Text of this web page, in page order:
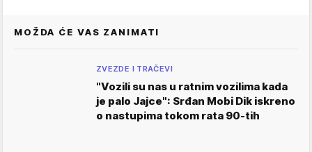
MOŽDA ĆE VAS ZANIMATI
ZVEZDE I TRAČEVI
"Vozili su nas u ratnim vozilima kada
je palo Jajce": Srđan Mobi Dik iskreno
o nastupima tokom rata 90-tih